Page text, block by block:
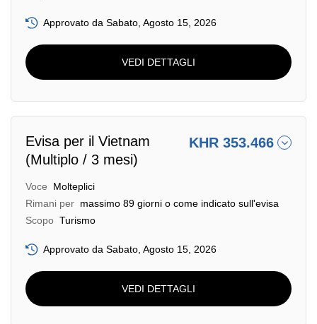
Approvato da Sabato, Agosto 15, 2026
VEDI DETTAGLI
Evisa per il Vietnam
(Multiplo / 3 mesi)
KHR 353.466
Voce
Molteplici
Rimani per massimo 89 giorni o come indicato sull'evisa
Scopo Turismo
Approvato da Sabato, Agosto 15, 2026
VEDI DETTAGLI